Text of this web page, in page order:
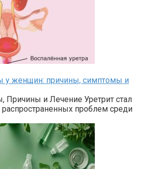
у женщин: причины, симптомы и
Причины и Лечение Уретрит стал
проблем среди